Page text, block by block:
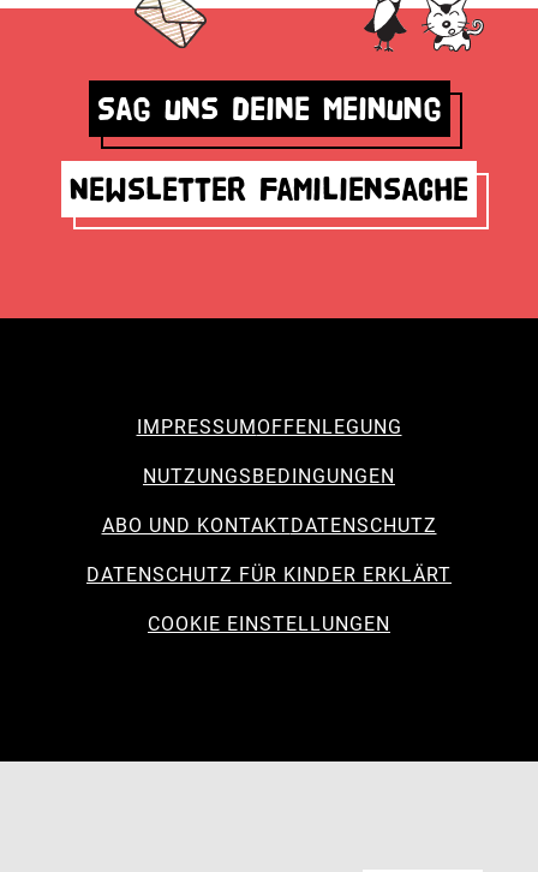
Sag uns deine Meinung
Newsletter Familiensache
IMPRESSUMOFFENLEGUNG
NUTZUNGSBEDINGUNGEN
ABO UND KONTAKTDATENSCHUTZ
DATENSCHUTZ FÜR KINDER ERKLÄRT
COOKIE EINSTELLUNGEN